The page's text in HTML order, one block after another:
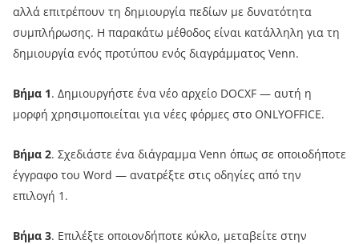
αλλά επιτρέπουν τη δημιουργία πεδίων με δυνατότητα
συμπλήρωσης. Η παρακάτω μέθοδος είναι κατάλληλη για τη
δημιουργία ενός προτύπου ενός διαγράμματος Venn.
Βήμα 1. Δημιουργήστε ένα νέο αρχείο DOCXF — αυτή η
μορφή χρησιμοποιείται για νέες φόρμες στο ONLYOFFICE.
Βήμα 2. Σχεδιάστε ένα διάγραμμα Venn όπως σε οποιοδήποτε
έγγραφο του Word — ανατρέξτε στις οδηγίες από την
επιλογή 1.
Βήμα 3. Επιλέξτε οποιονδήποτε κύκλο, μεταβείτε στην